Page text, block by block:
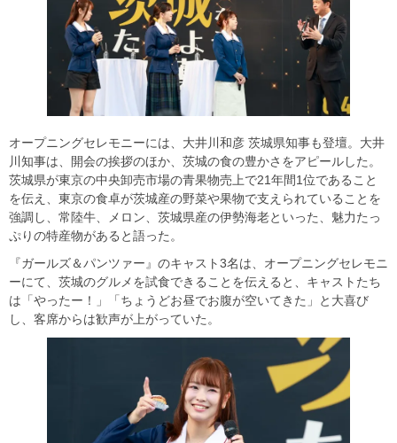
オープニングセレモニーには、大井川和彦 茨城県知事も登壇。大井
川知事は、開会の挨拶のほか、茨城の食の豊かさをアピールした。
茨城県が東京の中央卸売市場の青果物売上で21年間1位であること
を伝え、東京の食卓が茨城産の野菜や果物で支えられていることを
強調し、常陸牛、メロン、茨城県産の伊勢海老といった、魅力たっ
ぷりの特産物があると語った。
『ガールズ＆パンツァー』のキャスト3名は、オープニングセレモニ
ーにて、茨城のグルメを試食できることを伝えると、キャストたち
は「やったー！」「ちょうどお昼でお腹が空いてきた」と大喜び
し、客席からは歓声が上がっていた。